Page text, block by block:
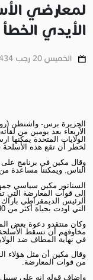
لمعارضي
الأيدي الخطأ
الخميس 20 رجب 1434ﻫ 30-5-2013م
الجزيرة برس- واشنطن
الأربعاء بعد يومين من
الولايات المتحدة
لخطر أن تقع هذه الأسلحة
وقال مكين في برنامج على
الناس. ويمكننا مساعدة
السناتور مكين سياسي
إلى قوات المعارضة التي
الرئيس الديمقراطي
التي اودت بحياة أكثر من 80 ألف شخص.
وكان منتقدو دعوة بعض
مخاوفهم أن تسقط
في نهاية المطاف ضد
وقال مكين أن مثل هؤلاء
من قوات المعارضة.
واضاف قوله إنه على سبيل